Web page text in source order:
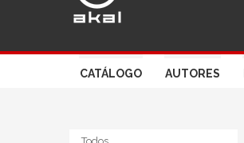
CATÁLOGO AUTORES